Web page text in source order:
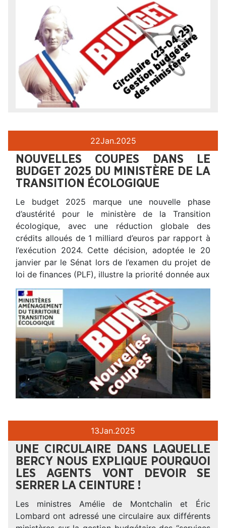
22Jan.2025
NOUVELLES COUPES DANS LE
BUDGET 2025 DU MINISTÈRE DE LA
TRANSITION ÉCOLOGIQUE
Le budget 2025 marque une nouvelle phase
d’austérité pour le ministère de la Transition
écologique, avec une réduction globale des
crédits alloués de 1 milliard d’euros par rapport à
l’exécution 2024. Cette décision, adoptée le 20
janvier par le Sénat lors de l’examen du projet de
loi de finances (PLF), illustre la priorité donnée aux
13Jan.2025
UNE CIRCULAIRE DANS LAQUELLE
BERCY NOUS EXPLIQUE POURQUOI
LES AGENTS VONT DEVOIR SE
SERRER LA CEINTURE !
Les ministres Amélie de Montchalin et Éric
Lombard ont adressé une circulaire aux différents